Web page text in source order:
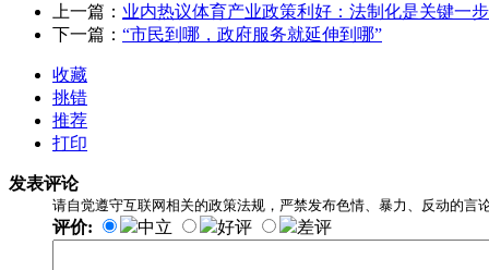
上一篇： 业内热议体育产业政策利好：法制化是关键一步
下一篇： “市民到哪，政府服务就延伸到哪”
收藏
挑错
推荐
打印
发表评论
请自觉遵守互联网相关的政策法规，严禁发布色情、暴力、反动的言
评价: 中立 好评 差评